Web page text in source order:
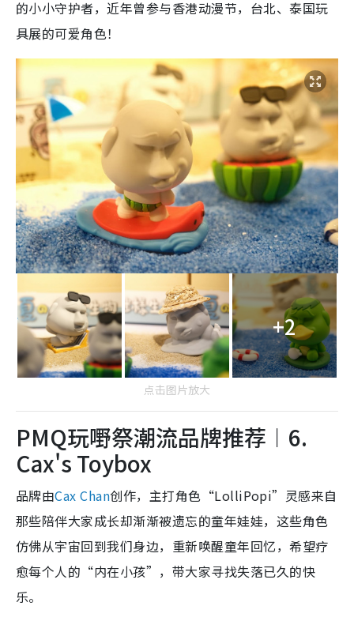
的小小守护者，近年曾参与香港动漫节，台北、泰国玩
具展的可爱角色！
+2
点击图片放大
PMQ玩嘢祭潮流品牌推荐︱6.
Cax's Toybox
品牌由Cax Chan创作，主打角色“LolliPopi”灵感来自
那些陪伴大家成长却渐渐被遗忘的童年娃娃，这些角色
仿佛从宇宙回到我们身边，重新唤醒童年回忆，希望疗
愈每个人的“内在小孩”，带大家寻找失落已久的快
乐。